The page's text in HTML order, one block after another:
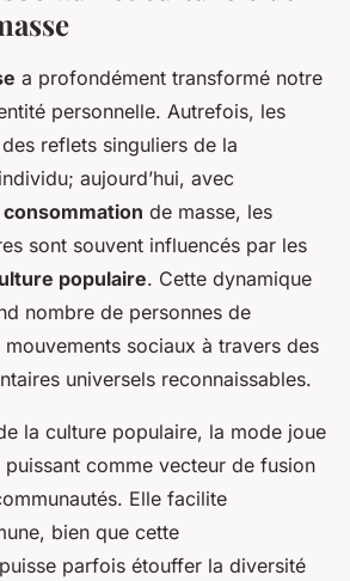
a profondément transformé notre
personnelle. Autrefois, les
reflets singuliers de la
aujourd’hui, avec
consommation de masse, les
sont souvent influencés par les
populaire. Cette dynamique
nombre de personnes de
mouvements sociaux à travers des
universels reconnaissables.
la culture populaire, la mode joue
comme vecteur de fusion
Elle facilite
bien que cette
parfois étouffer la diversité